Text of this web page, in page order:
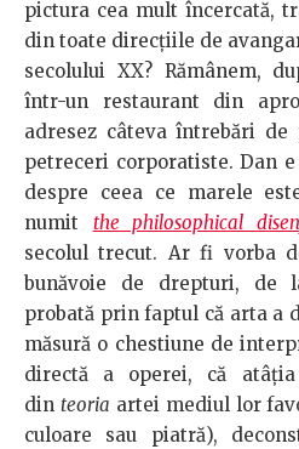
pictura cea mult încercată,
din toate direcţiile de
secolului XX? Rămânem,
într-un restaurant din
adresez câteva întrebări
petreceri corporatiste. Dan
despre ceea ce marele
numit the philosophical
secolul trecut. Ar fi vorba
bunăvoie de drepturi, de
probată prin faptul că arta a
măsură o chestiune de
directă a operei, că
din teoria artei mediul lor
culoare sau piatră),